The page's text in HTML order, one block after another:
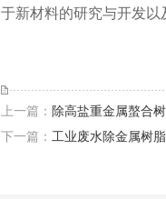
于新材料的研究与开发以
上一篇： 除高盐重金属螯合
下一篇： 工业废水除金属树